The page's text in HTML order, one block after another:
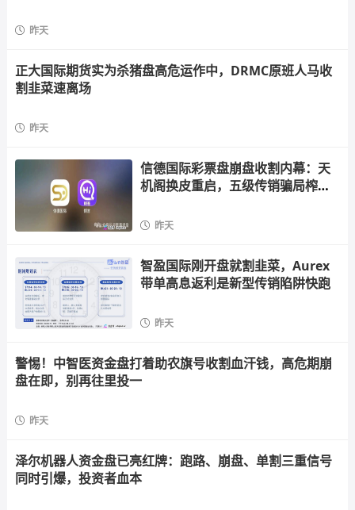
昨天
正大国际期货实为杀猪盘高危运作中，DRMC原班人马收
割韭菜速离场
昨天
信德国际彩票盘崩盘收割内幕：天
机阁换皮重启，五级传销骗局榨干
昨天
智盈国际刚开盘就割韭菜，Aurex
带单高息返利是新型传销陷阱快跑
昨天
警惕！中智医资金盘打着助农旗号收割血汗钱，高危期崩
盘在即，别再往里投一
昨天
泽尔机器人资金盘已亮红牌：跑路、崩盘、单割三重信号
同时引爆，投资者血本